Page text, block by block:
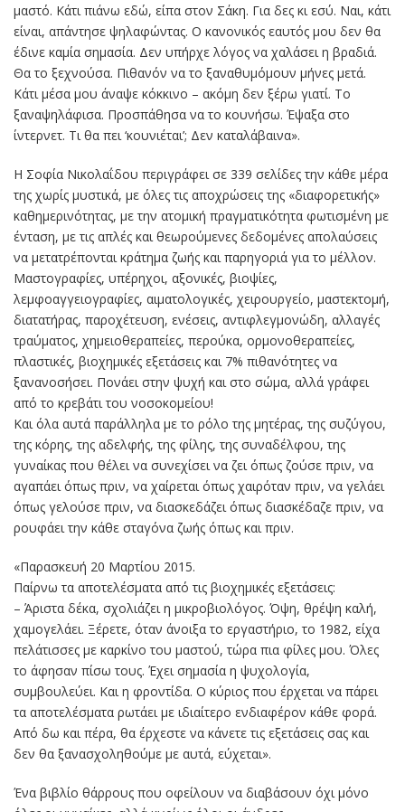
μαστό. Κάτι πιάνω εδώ, είπα στον Σάκη. Για δες κι εσύ. Ναι, κάτι
είναι, απάντησε ψηλαφώντας. Ο κανονικός εαυτός μου δεν θα
έδινε καμία σημασία. Δεν υπήρχε λόγος να χαλάσει η βραδιά.
Θα το ξεχνούσα. Πιθανόν να το ξαναθυμόμουν μήνες μετά.
Κάτι μέσα μου άναψε κόκκινο – ακόμη δεν ξέρω γιατί. Το
ξαναψηλάφισα. Προσπάθησα να το κουνήσω. Έψαξα στο
ίντερνετ. Τι θα πει ‘κουνιέται’; Δεν καταλάβαινα».
Η Σοφία Νικολαΐδου περιγράφει σε 339 σελίδες την κάθε μέρα
της χωρίς μυστικά, με όλες τις αποχρώσεις της «διαφορετικής»
καθημερινότητας, με την ατομική πραγματικότητα φωτισμένη με
ένταση, με τις απλές και θεωρούμενες δεδομένες απολαύσεις
να μετατρέπονται κράτημα ζωής και παρηγοριά για το μέλλον.
Μαστογραφίες, υπέρηχοι, αξονικές, βιοψίες,
λεμφοαγγειογραφίες, αιματολογικές, χειρουργείο, μαστεκτομή,
διατατήρας, παροχέτευση, ενέσεις, αντιφλεγμονώδη, αλλαγές
τραύματος, χημειοθεραπείες, περούκα, ορμονοθεραπείες,
πλαστικές, βιοχημικές εξετάσεις και 7% πιθανότητες να
ξανανοσήσει. Πονάει στην ψυχή και στο σώμα, αλλά γράφει
από το κρεβάτι του νοσοκομείου!
Και όλα αυτά παράλληλα με το ρόλο της μητέρας, της συζύγου,
της κόρης, της αδελφής, της φίλης, της συναδέλφου, της
γυναίκας που θέλει να συνεχίσει να ζει όπως ζούσε πριν, να
αγαπάει όπως πριν, να χαίρεται όπως χαιρόταν πριν, να γελάει
όπως γελούσε πριν, να διασκεδάζει όπως διασκέδαζε πριν, να
ρουφάει την κάθε σταγόνα ζωής όπως και πριν.
«Παρασκευή 20 Μαρτίου 2015.
Παίρνω τα αποτελέσματα από τις βιοχημικές εξετάσεις:
– Άριστα δέκα, σχολιάζει η μικροβιολόγος. Όψη, θρέψη καλή,
χαμογελάει. Ξέρετε, όταν άνοιξα το εργαστήριο, το 1982, είχα
πελάτισσες με καρκίνο του μαστού, τώρα πια φίλες μου. Όλες
το άφησαν πίσω τους. Έχει σημασία η ψυχολογία,
συμβουλεύει. Και η φροντίδα. Ο κύριος που έρχεται να πάρει
τα αποτελέσματα ρωτάει με ιδιαίτερο ενδιαφέρον κάθε φορά.
Από δω και πέρα, θα έρχεστε να κάνετε τις εξετάσεις σας και
δεν θα ξανασχοληθούμε με αυτά, εύχεται».
Ένα βιβλίο θάρρους που οφείλουν να διαβάσουν όχι μόνο